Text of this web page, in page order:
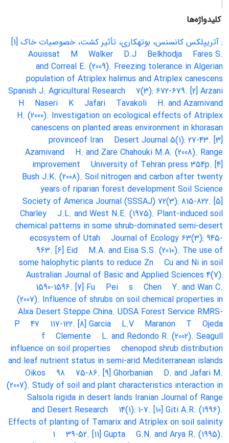
کلیدواژه‌ها
: آتریپلکس کانسنس، بوته‏کاری، تأثیر کشت، خصوصیات خاک [1]
Aouissat
M Walker D.J Belkhodja Fares S.
and Correal E. (2009). Freezing tolerance in Algerian
population of Atriplex halimus and Atriplex canescens
Spanish J. Agricultural Research
7(3): 672-679. [2] Arzani
H
Naseri K Jafari Tavakoli
H. and Azarnivand
H. (2000). Investigation on ecological effects of Atriplex
canescens on planted areas environment in khorasan
provinceof Iran
Desert Journal 5(1): 27-43. [3]
Azarnivand
H. and Zare Chahouki M.A. (2008). Range
improvement
University of Tehran press 354p. [4]
Bush J.K. (2008). Soil nitrogen and carbon after twenty
years of riparian forest development Soil Science
Society of America Journal (SSSAJ) 72(3): 815-822. [5]
Charley
J.L. and West N.E. (1975). Plant-induced soil
chemical patterns in some shrub-dominated semi-desert
ecosystem of Utah
Journal of Ecology 63(3): 945-
963. [6] Eid
M.A. and Eisa S.S. (2010). The use of
some halophytic plants to reduce Zn
Cu and Ni in soil
Australian Journal of Basic and Applied Sciences 4(7):
1590-1596. [7] Fu
Pei s Chen Y. and Wan C.
(2007). Influence of shrubs on soil chemical properties in
Alxa Desert Steppe China. UDSA Forest Service RMRS-
P
47 117-122. [8] Garcia L.V Maranon T
Ojeda
f
Clemente L. and Redondo R. (2002). Seagull
influence on soil properties
chenopod shrub distribution
and leaf nutrient status in semi-arid Mediterranean islands
Oikos
98 75-86. [9] Ghorbanian D. and Jafari M.
(2007). Study of soil and plant characteristics interaction in
Salsola rigida in desert lands Iranian Journal of Range
and Desert Research
14(1): 1-7. [10] Giti A.R. (1996).
Effects of planting of Tamarix and Atriplex on soil salinity
1
39-52. [11] Gupta G.N. and Arya R. (1995).